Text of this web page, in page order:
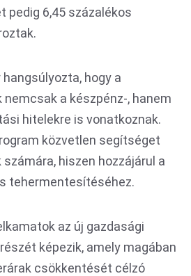
pedig 6,45 százalékos
hogy a
a készpénz-, hanem
hitelekre is vonatkoznak.
közvetlen segítséget
hiszen hozzájárul a
tehermentesítéséhez.
az új gazdasági
képezik, amely magában
csökkentését célzó